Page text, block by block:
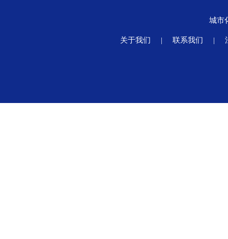
城市
关于我们 | 联系我们 |